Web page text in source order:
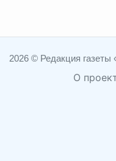
2026 © Редакция газеты
О